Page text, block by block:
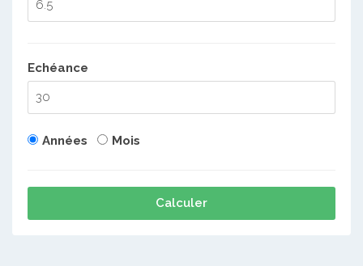
Echéance
Années Mois
Calculer